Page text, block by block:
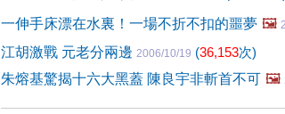
一伸手床漂在水裏！一場不折不扣的噩夢 🖼️
江胡激戰 元老分兩邊 2006/10/19 (36,153次)
朱熔基驚揭十六大黑蓋 陳良宇非斬首不可 🖼️